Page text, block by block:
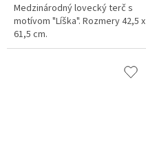
Medzinárodný lovecký terč s
motívom "Líška". Rozmery 42,5 x
61,5 cm.